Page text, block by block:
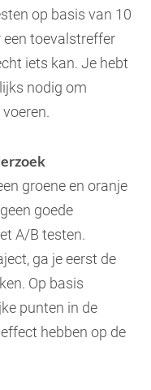
op basis van 10
een toevalstreffer
iets kan. Je hebt
nodig om
groene en oranje
goede
A/B testen.
ga je eerst de
Op basis
punten in de
hebben op de